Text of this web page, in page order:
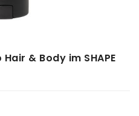
& Body im SHAPE